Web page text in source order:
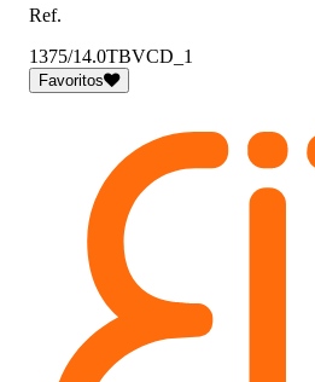
Ref.
1375/14.0TBVCD_1
Favoritos